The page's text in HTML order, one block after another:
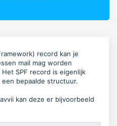
record kan je
mail mag worden
SPF record is eigenlijk
een bepaalde structuur.
kan deze er bijvoorbeeld